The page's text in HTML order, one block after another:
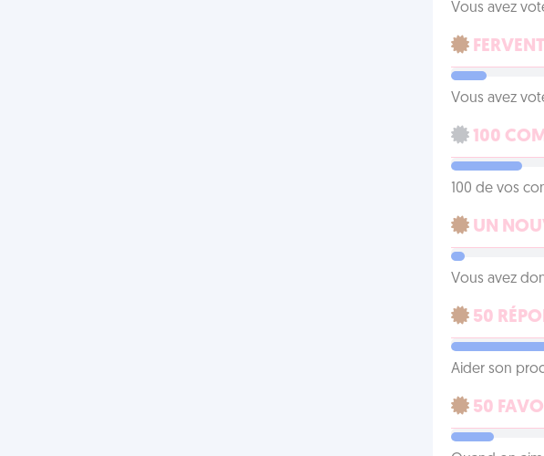
Vous avez
Vous avez
100
100 de vos
UN
Vous avez
50
Aider son
50